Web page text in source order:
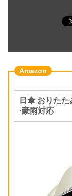
日傘 おりた
·豪雨対応